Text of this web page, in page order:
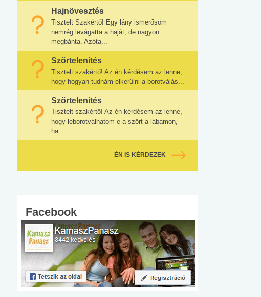
Hajnövesztés
Tisztelt Szakértő! Egy lány ismerősöm
nemrég levágatta a haját, de nagyon
megbánta. Azóta...
Szőrtelenítés
Tisztelt szakértő! Az én kérdésem az lenne,
hogy hogyan tudnám elkerülni a borotválás...
Szőrtelenítés
Tisztelt szakértő! Az én kérdésem az lenne,
hogy leborotválhatom e a szőrt a lábamon,
ha...
ÉN IS KÉRDEZEK
Facebook